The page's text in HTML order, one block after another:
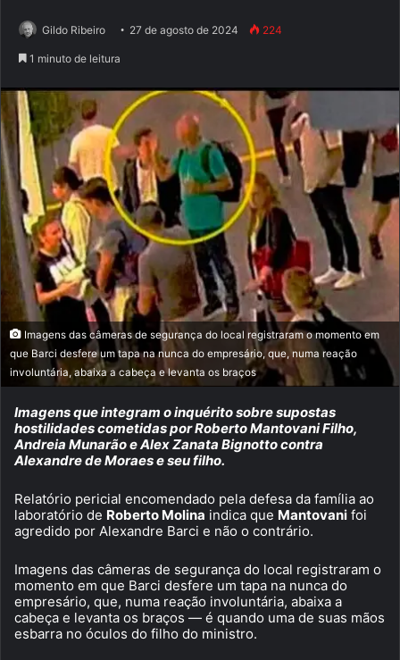
Gildo Ribeiro 27 de agosto de 2024 224
1 minuto de leitura
Imagens das câmeras de segurança do local registraram o momento em
que Barci desfere um tapa na nunca do empresário, que, numa reação
involuntária, abaixa a cabeça e levanta os braços
Imagens que integram o inquérito sobre supostas
hostilidades cometidas por Roberto Mantovani Filho,
Andreia Munarão e Alex Zanata Bignotto contra
Alexandre de Moraes e seu filho.
Relatório pericial encomendado pela defesa da família ao
laboratório de Roberto Molina indica que Mantovani foi
agredido por Alexandre Barci e não o contrário.
Imagens das câmeras de segurança do local registraram o
momento em que Barci desfere um tapa na nunca do
empresário, que, numa reação involuntária, abaixa a
cabeça e levanta os braços — é quando uma de suas mãos
esbarra no óculos do filho do ministro.